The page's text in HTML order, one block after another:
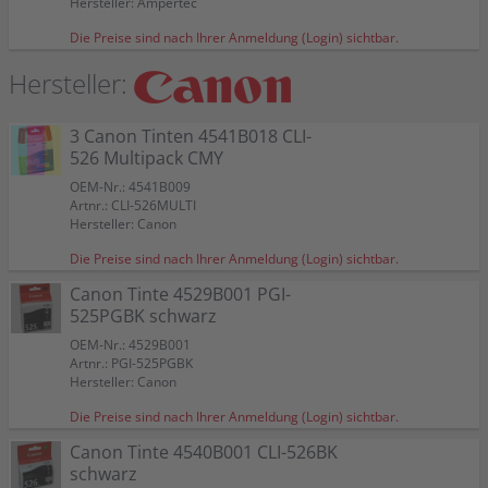
Die Preise sind nach Ihrer Anmeldung (Login) sichtbar.
Hersteller:
3 Canon Tinten 4541B018 CLI-
526 Multipack CMY
OEM-Nr.: 4541B009
Artnr.: CLI-526MULTI
Hersteller: Canon
Die Preise sind nach Ihrer Anmeldung (Login) sichtbar.
Canon Tinte 4529B001 PGI-
525PGBK schwarz
OEM-Nr.: 4529B001
Artnr.: PGI-525PGBK
Hersteller: Canon
Die Preise sind nach Ihrer Anmeldung (Login) sichtbar.
Canon Tinte 4540B001 CLI-526BK
schwarz